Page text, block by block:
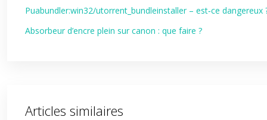
Puabundler:win32/utorrent_bundleinstaller – est‑ce dangereux
Absorbeur d’encre plein sur canon : que faire ?
Articles similaires